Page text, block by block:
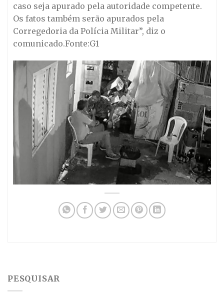
caso seja apurado pela autoridade competente.
Os fatos também serão apurados pela
Corregedoria da Polícia Militar”, diz o
comunicado.Fonte:G1
PESQUISAR